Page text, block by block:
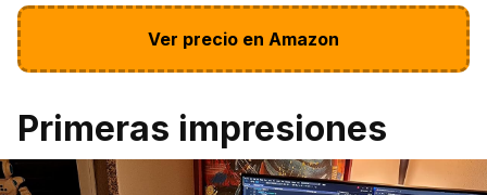
Ver precio en Amazon
Primeras impresiones